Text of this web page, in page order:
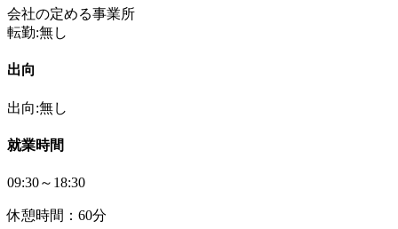
会社の定める事業所
転勤:無し
出向
出向:無し
就業時間
09:30～18:30
休憩時間：60分